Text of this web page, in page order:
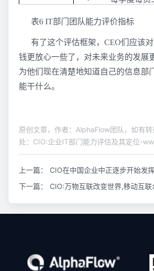
表6 IT部门团队能力评价指标
有了这个评估框架，CEO们应该
钱更放心一些了，对未来业务的发展
为他们现在清楚地知道自己的信息部
能干什么。
原创文章，作者：AlphaFlow团队，如有
处：CIO:企业IT部门能力评估及其定位-
上一篇：
CIO在中国企业中正逐步开始发
下一篇：
CIO:万物互联改变世界,移动互联